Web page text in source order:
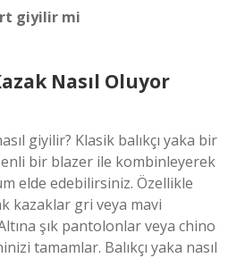
giyilir mi
Nasıl Oluyor
giyilir? Klasik balıkçı yaka bir
bir blazer ile kombinleyerek
elde edebilirsiniz. Özellikle
kazaklar gri veya mavi
şık pantolonlar veya chino
tamamlar. Balıkçı yaka nasıl